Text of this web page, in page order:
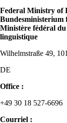
Federal Ministry of
Bundesministerium
Ministère fédéral du
linguistique
Wilhelmstraße 49,
DE
Office :
+49 30 18 527-6696
Courriel :